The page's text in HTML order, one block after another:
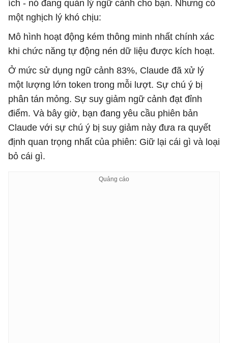
ích - nó đang quản lý ngữ cảnh cho bạn. Nhưng có
một nghịch lý khó chịu:
Mô hình hoạt động kém thông minh nhất chính xác
khi chức năng tự động nén dữ liệu được kích hoạt.
Ở mức sử dụng ngữ cảnh 83%, Claude đã xử lý
một lượng lớn token trong mỗi lượt. Sự chú ý bị
phân tán mỏng. Sự suy giảm ngữ cảnh đạt đỉnh
điểm. Và bây giờ, bạn đang yêu cầu phiên bản
Claude với sự chú ý bị suy giảm này đưa ra quyết
định quan trọng nhất của phiên: Giữ lại cái gì và loại
bỏ cái gì.